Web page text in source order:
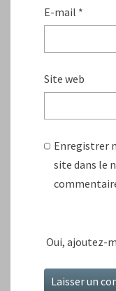
E-mail *
Site web
Enregistrer
site dans le
Oui, ajoutez-